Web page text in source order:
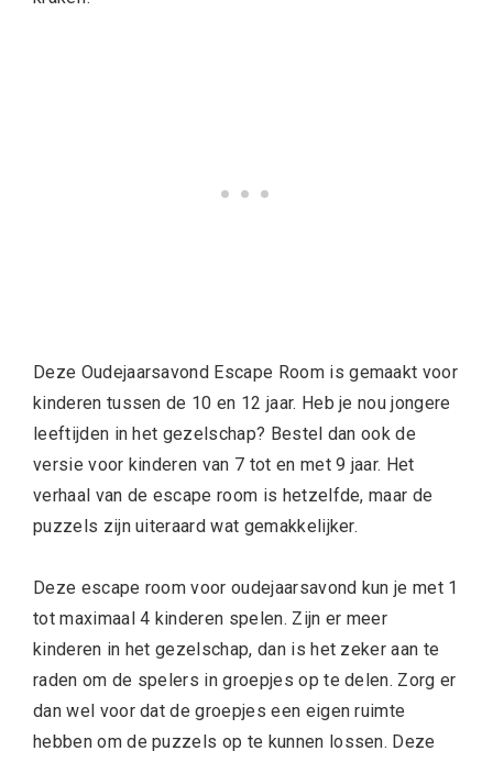
Deze Oudejaarsavond Escape Room is gemaakt voor
kinderen tussen de 10 en 12 jaar. Heb je nou jongere
leeftijden in het gezelschap? Bestel dan ook de
versie voor kinderen van 7 tot en met 9 jaar. Het
verhaal van de escape room is hetzelfde, maar de
puzzels zijn uiteraard wat gemakkelijker.
Deze escape room voor oudejaarsavond kun je met 1
tot maximaal 4 kinderen spelen. Zijn er meer
kinderen in het gezelschap, dan is het zeker aan te
raden om de spelers in groepjes op te delen. Zorg er
dan wel voor dat de groepjes een eigen ruimte
hebben om de puzzels op te kunnen lossen. Deze